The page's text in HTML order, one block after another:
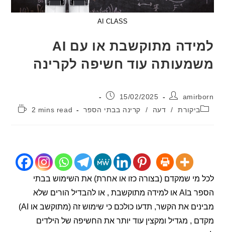
AI CLASS
למידה מתוקשבת או עם AI
עוד חשיפה לקרינה
פורסם:
15/02/2025
/ דעה / קרינה בבתי הספר
זמן
2 mins read
שמקדם (בצורה כזו או אחרת) את השימוש בבתי
הספר בAI או למידה מתוקשבת , או להבדיל הורים שלא
מבינים את הקשר, תדעו כולכם כי שימוש זה (מתוקשב או AI)
, מגדיל ומקצין עוד יותר את החשיפה של הילדים